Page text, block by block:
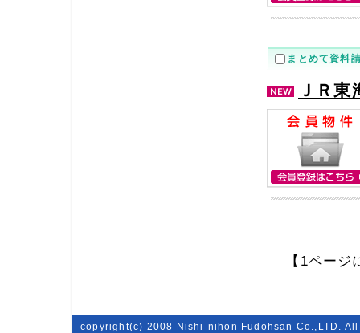
まとめて資料
ＪＲ
【1ペー
copyright(c) 2008 Nishi-nihon Fudohsan Co.,LTD.